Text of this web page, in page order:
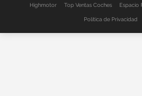
Highmotor Top Ventas Coches Espacio
Política de Privacidad